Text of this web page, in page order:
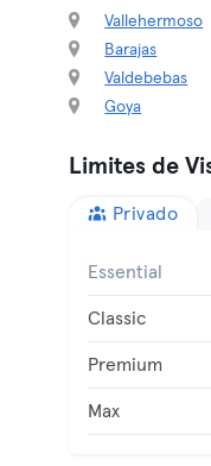
Vallehermoso
Barajas
Valdebebas
Goya
Limites de
Privado
Essential
Classic
Premium
Max